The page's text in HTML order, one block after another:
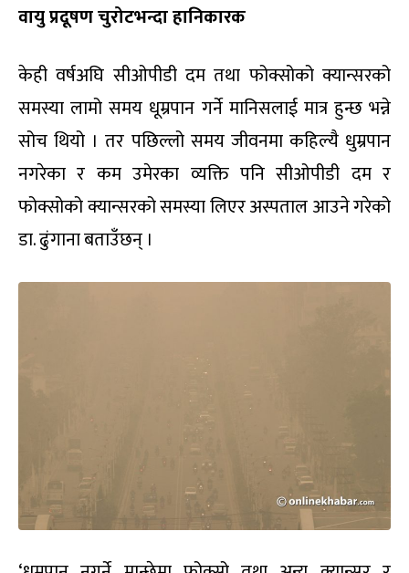
वायु प्रदूषण चुरोटभन्दा हानिकारक
केही वर्षअघि सीओपीडी दम तथा फोक्सोको क्यान्सरको
समस्या लामो समय धूम्रपान गर्ने मानिसलाई मात्र हुन्छ भन्ने
सोच थियो । तर पछिल्लो समय जीवनमा कहिल्यै धुम्रपान
नगरेका र कम उमेरका व्यक्ति पनि सीओपीडी दम र
फोक्सोको क्यान्सरको समस्या लिएर अस्पताल आउने गरेको
डा. ढुंगाना बताउँछन् ।